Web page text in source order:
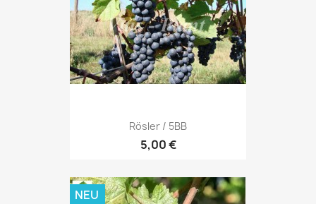
Rösler / 5BB
5,00 €
NEU